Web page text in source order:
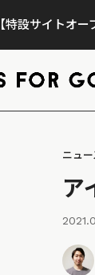
【特設サイトオ
ニュー
ア